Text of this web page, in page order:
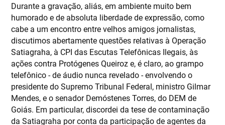
Durante a gravação, aliás, em ambiente muito bem
humorado e de absoluta liberdade de expressão, como
cabe a um encontro entre velhos amigos jornalistas,
discutimos abertamente questões relativas à Operação
Satiagraha, à CPI das Escutas Telefônicas Ilegais, às
ações contra Protógenes Queiroz e, é claro, ao grampo
telefônico - de áudio nunca revelado - envolvendo o
presidente do Supremo Tribunal Federal, ministro Gilmar
Mendes, e o senador Demóstenes Torres, do DEM de
Goiás. Em particular, discordei da tese de contaminação
da Satiagraha por conta da participação de agentes da